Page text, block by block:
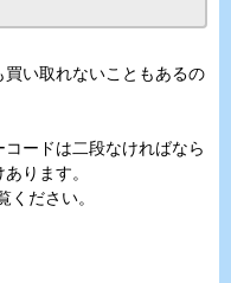
い取れないこともあるの
ードは二段なければなら
ります。
ださい。